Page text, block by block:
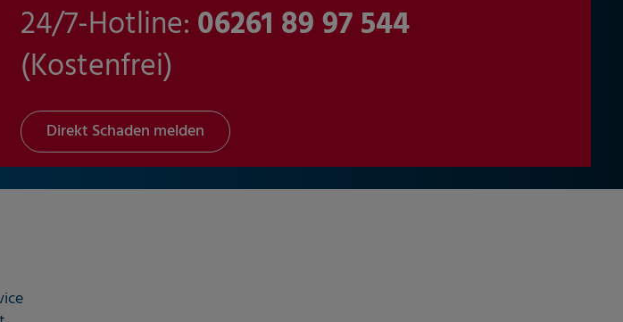
24/7-Hotline: 06261 89 97 544
(Kostenfrei)
Direkt Schaden melden